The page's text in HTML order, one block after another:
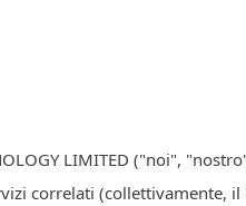
LIMITED ("noi",
correlati (collettivamente, il